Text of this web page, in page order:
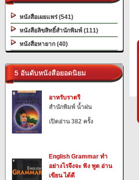
หนังสือเผยแพร่ (541)
หนังสือลิขสิทธิ์สำนักพิมพ์ (111)
หนังสือหายาก (40)
5 อันดับหนังสือยอดนิยม
อาหรับราตรี
สำนักพิมพ์ น้ำฝน
เปิดอ่าน 382 ครั้ง
English Grammar ทำ
อย่างไรจึงจะ ฟัง พูด อ่าน
เขียน ได้ดี